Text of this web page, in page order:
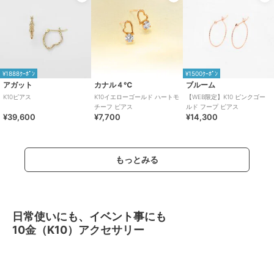
¥1888ｸｰﾎﾟﾝ
アガット
K10ピアス
¥39,600
カナル４℃
K10イエローゴールド ハートモ
チーフ ピアス
¥7,700
¥1500ｸｰﾎﾟﾝ
ブルーム
【WEB限定】K10 ピンクゴー
ルド フープ ピアス
¥14,300
もっとみる
日常使いにも、イベント事にも
10金（K10）アクセサリー